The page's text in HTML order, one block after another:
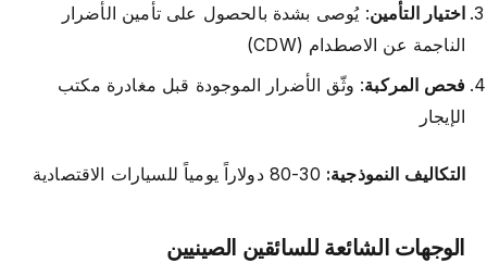
اختيار التأمين: يُوصى بشدة بالحصول على تأمين الأضرار
الناجمة عن الاصطدام (CDW)
فحص المركبة: وثّق الأضرار الموجودة قبل مغادرة مكتب
الإيجار
التكاليف النموذجية:
الوجهات الشائعة للسائقين الصينيين